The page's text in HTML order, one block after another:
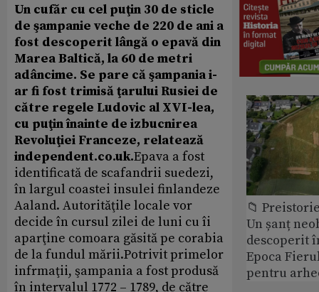
Un cufăr cu cel puţin 30 de sticle
de şampanie veche de 220 de ani a
fost descoperit lângă o epavă din
Marea Baltică, la 60 de metri
adâncime. Se pare că şampania i-
ar fi fost trimisă ţarului Rusiei de
către regele Ludovic al XVI-lea,
cu puţin înainte de izbucnirea
Revoluţiei Franceze, relatează
independent.co.uk.Epava a fost
identificată de scafandrii suedezi,
în largul coastei insulei finlandeze
Aaland. Autorităţile locale vor
decide în cursul zilei de luni cu îi
aparţine comoara găsită pe corabia
de la fundul mării.Potrivit primelor
infrmaţii, şampania a fost produsă
în intervalul 1772 – 1789, de către
📁
Un șanț
descoperit
Epoca
pentru